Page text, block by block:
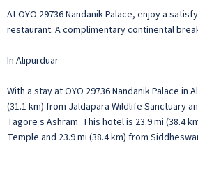
At OYO 29736 Nandanik Palace, enjoy a
restaurant. A complimentary continental
In Alipurduar
With a stay at OYO 29736 Nandanik Palace in
(31.1 km) from Jaldapara Wildlife Sanctuary
Tagore s Ashram. This hotel is 23.9 mi (38.4
Temple and 23.9 mi (38.4 km) from